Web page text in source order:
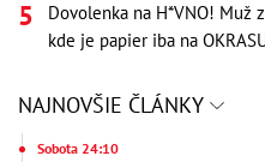
Dovolenka na H*VNO! Muž
kde je papier iba na
NAJNOVŠIE ČLÁNKY
Sobota 24:10